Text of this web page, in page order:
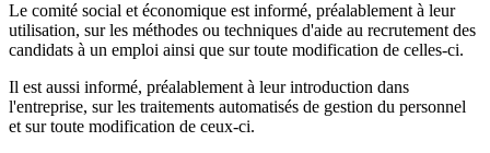
Le comité social et économique est informé, préalablement à leur
utilisation, sur les méthodes ou techniques d'aide au recrutement des
candidats à un emploi ainsi que sur toute modification de celles-ci.
Il est aussi informé, préalablement à leur introduction dans
l'entreprise, sur les traitements automatisés de gestion du personnel
et sur toute modification de ceux-ci.